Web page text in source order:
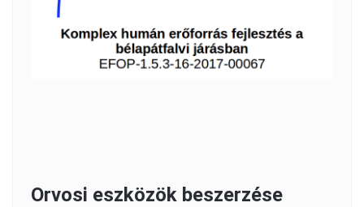
Orvosi eszközök beszerzése